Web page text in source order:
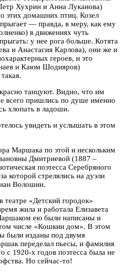
Хухрин и Анна Луканова)
этих домашних птиц. Козел
— правда, в меру, как ему
в движениях чуть
у нее рога больше. Котята
и Анастасия Карлова), они же и
героев, и это
и Каюм Шодияров)
танцуют. Видно, что им
всего пришлись по душе именно
хлопать в ладоши.
увидеть и услышать в этом
Маршака по этой и нескольким
Дмитриевой (1887 –
поэтесса Серебряного
которой стрелялись на дуэли
Волошин.
«Детский городок»
жила и работала Елизавета
ею были написаны и
числе «Кошкин дом». В этом
были изданы под двумя
переделал пьесы, и фамилия
с 1920-х годов поэтесса была не
Но сейчас-то!